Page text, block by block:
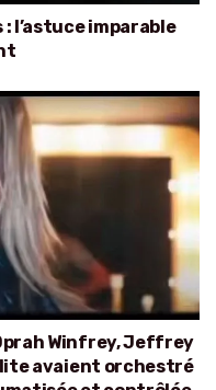
: l’astuce imparable
Winfrey, Jeffrey
avaient orchestré